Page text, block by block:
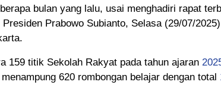
bulan yang lalu, usai menghadiri rapat
Prabowo Subianto, Selasa (29/07/
159 titik Sekolah Rakyat pada tahun ajaran
620 rombongan belajar dengan total